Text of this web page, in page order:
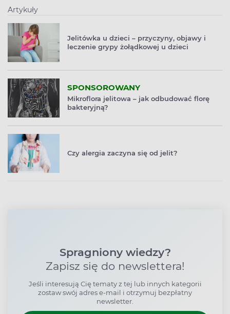
Artykuły
Jelitówka u dzieci – przyczyny, objawy i
leczenie grypy żołądkowej u dzieci
SPONSOROWANY
Mikroflora jelitowa – jak odbudować florę
bakteryjną?
Czy alergia zaczyna się od jelit?
Spragniony wiedzy?
Zapisz się do newslettera!
Jeśli interesują Cię tematy z tej lub innych kategorii
zostaw swój adres e-mail i otrzymuj bezpłatny
newsletter.